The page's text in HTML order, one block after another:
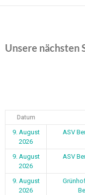
Unsere nächsten
Datum
9. August
2026
ASV
9. August
2026
ASV
9. August
2026